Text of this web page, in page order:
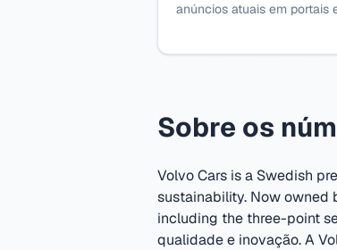
anúncios atuais em portais
Sobre os
Volvo Cars is a Swedish
sustainability. Now owned
including the three-point
qualidade e inovação.A